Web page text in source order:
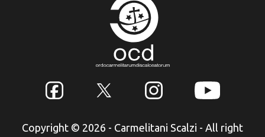
Copyright © 2026 - Carmelitani Scalzi - All right